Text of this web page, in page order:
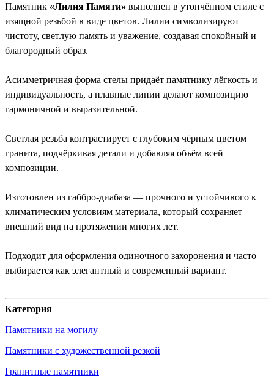
Памятник «Лилия Памяти» выполнен в утончённом стиле с
изящной резьбой в виде цветов. Лилии символизируют
чистоту, светлую память и уважение, создавая спокойный и
благородный образ.
Асимметричная форма стелы придаёт памятнику лёгкость и
индивидуальность, а плавные линии делают композицию
гармоничной и выразительной.
Светлая резьба контрастирует с глубоким чёрным цветом
гранита, подчёркивая детали и добавляя объём всей
композиции.
Изготовлен из габбро-диабаза — прочного и устойчивого к
климатическим условиям материала, который сохраняет
внешний вид на протяжении многих лет.
Подходит для оформления одиночного захоронения и часто
выбирается как элегантный и современный вариант.
Категория
Памятники на могилу
Памятники с художественной резкой
Гранитные памятники